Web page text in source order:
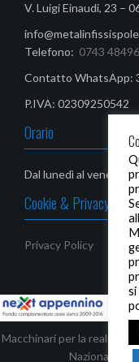
V. Luigi Einaudi, 23 –
Telefono: 0743 48496
Contatto WhatsApp:
P.IVA: 02309250542
Orario
Dal lunedì al venerdì:
Cookie & Privacy
Privacy Policy
Macchinari per la
Nazionale